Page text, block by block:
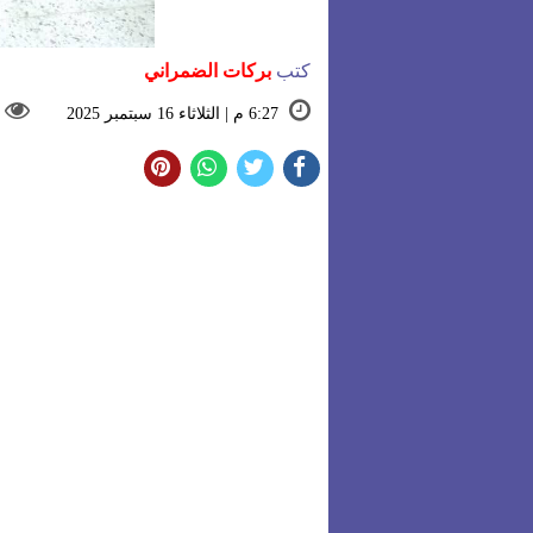
كتببركات الضمراني
6:27 م | الثلاثاء 16 سبتمبر 2025